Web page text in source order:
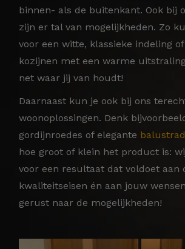
binnen- als de buitenkant. Ook bij
zijn er tal van mogelijkheden. Zo
voor een witte, klassieke indeling
kozijnen met een warme
net waar jij van houdt!
Daarnaast kun je ook bij ons
woonoplossingen. Denk
gordijnroedes of elegante
hoe groot of klein het product is:
voor een resultaat dat voldoet aan
kwaliteitseisen én aan jouw
gerust naar de mogelijkheden!